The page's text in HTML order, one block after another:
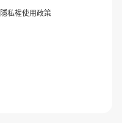
隱私權使用政策